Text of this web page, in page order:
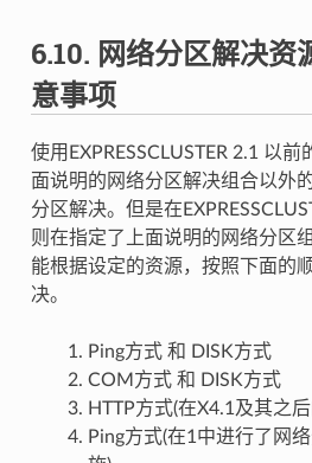
6.10. 网络分区解决资
意事项
使用EXPRESSCLUSTER 2.1 以
面说明的网络分区解决组合以外
分区解决。但是在
则在指定了上面说明的网络分区
能根据设定的资源，按照下面的
决。
Ping方式 和 DISK方式
COM方式 和 DISK方式
HTTP方式(在X4.1及其之
Ping方式(在1中进行了网